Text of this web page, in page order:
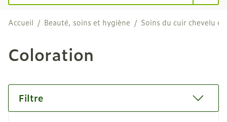
Accueil / Beauté, soins et hygiène / Soins du cuir chevelu et
Coloration
Filtre